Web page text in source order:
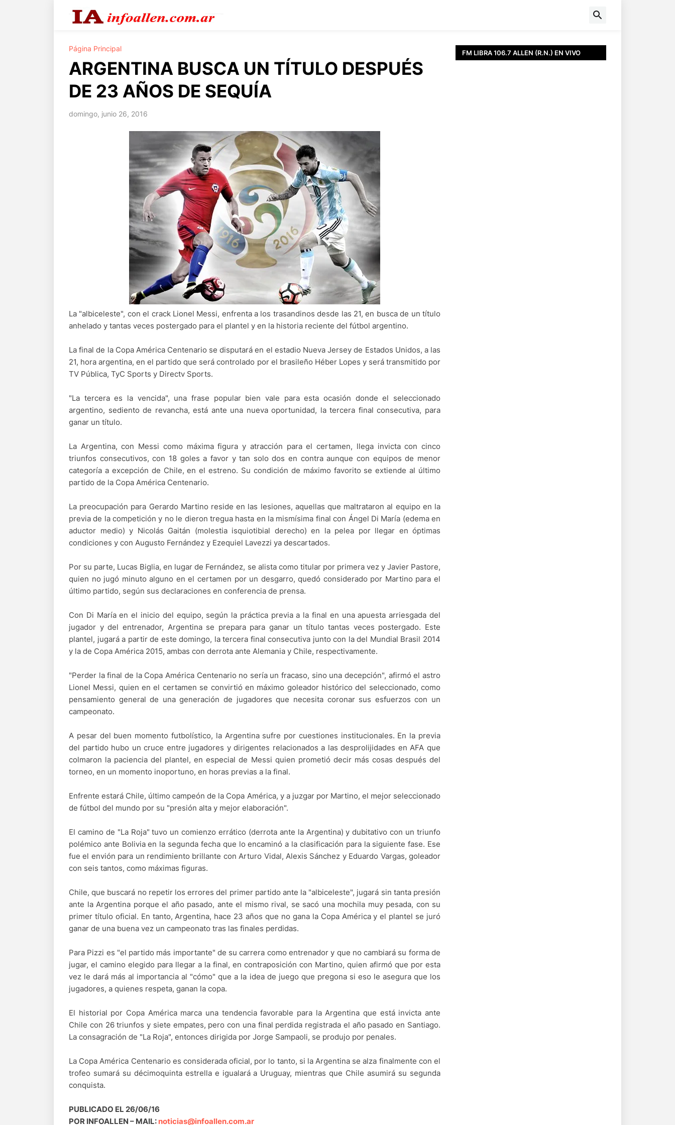
Página Principal
ARGENTINA BUSCA UN TÍTULO DESPUÉS
DE 23 AÑOS DE SEQUÍA
domingo, junio 26, 2016
La "albiceleste", con el crack Lionel Messi, enfrenta a los trasandinos desde las 21, en busca de un título
anhelado y tantas veces postergado para el plantel y en la historia reciente del fútbol argentino.
La final de la Copa América Centenario se disputará en el estadio Nueva Jersey de Estados Unidos, a las
21, hora argentina, en el partido que será controlado por el brasileño Héber Lopes y será transmitido por
TV Pública, TyC Sports y Directv Sports.
"La tercera es la vencida", una frase popular bien vale para esta ocasión donde el seleccionado
argentino, sediento de revancha, está ante una nueva oportunidad, la tercera final consecutiva, para
ganar un título.
La Argentina, con Messi como máxima figura y atracción para el certamen, llega invicta con cinco
triunfos consecutivos, con 18 goles a favor y tan solo dos en contra aunque con equipos de menor
categoría a excepción de Chile, en el estreno. Su condición de máximo favorito se extiende al último
partido de la Copa América Centenario.
La preocupación para Gerardo Martino reside en las lesiones, aquellas que maltrataron al equipo en la
previa de la competición y no le dieron tregua hasta en la mismísima final con Ángel Di María (edema en
aductor medio) y Nicolás Gaitán (molestia isquiotibial derecho) en la pelea por llegar en óptimas
condiciones y con Augusto Fernández y Ezequiel Lavezzi ya descartados.
Por su parte, Lucas Biglia, en lugar de Fernández, se alista como titular por primera vez y Javier Pastore,
quien no jugó minuto alguno en el certamen por un desgarro, quedó considerado por Martino para el
último partido, según sus declaraciones en conferencia de prensa.
Con Di María en el inicio del equipo, según la práctica previa a la final en una apuesta arriesgada del
jugador y del entrenador, Argentina se prepara para ganar un título tantas veces postergado. Este
plantel, jugará a partir de este domingo, la tercera final consecutiva junto con la del Mundial Brasil 2014
y la de Copa América 2015, ambas con derrota ante Alemania y Chile, respectivamente.
"Perder la final de la Copa América Centenario no sería un fracaso, sino una decepción", afirmó el astro
Lionel Messi, quien en el certamen se convirtió en máximo goleador histórico del seleccionado, como
pensamiento general de una generación de jugadores que necesita coronar sus esfuerzos con un
campeonato.
A pesar del buen momento futbolístico, la Argentina sufre por cuestiones institucionales. En la previa
del partido hubo un cruce entre jugadores y dirigentes relacionados a las desprolijidades en AFA que
colmaron la paciencia del plantel, en especial de Messi quien prometió decir más cosas después del
torneo, en un momento inoportuno, en horas previas a la final.
Enfrente estará Chile, último campeón de la Copa América, y a juzgar por Martino, el mejor seleccionado
de fútbol del mundo por su "presión alta y mejor elaboración".
El camino de "La Roja" tuvo un comienzo errático (derrota ante la Argentina) y dubitativo con un triunfo
polémico ante Bolivia en la segunda fecha que lo encaminó a la clasificación para la siguiente fase. Ese
fue el envión para un rendimiento brillante con Arturo Vidal, Alexis Sánchez y Eduardo Vargas, goleador
con seis tantos, como máximas figuras.
Chile, que buscará no repetir los errores del primer partido ante la "albiceleste", jugará sin tanta presión
ante la Argentina porque el año pasado, ante el mismo rival, se sacó una mochila muy pesada, con su
primer título oficial. En tanto, Argentina, hace 23 años que no gana la Copa América y el plantel se juró
ganar de una buena vez un campeonato tras las finales perdidas.
Para Pizzi es "el partido más importante" de su carrera como entrenador y que no cambiará su forma de
jugar, el camino elegido para llegar a la final, en contraposición con Martino, quien afirmó que por esta
vez le dará más al importancia al "cómo" que a la idea de juego que pregona si eso le asegura que los
jugadores, a quienes respeta, ganan la copa.
El historial por Copa América marca una tendencia favorable para la Argentina que está invicta ante
Chile con 26 triunfos y siete empates, pero con una final perdida registrada el año pasado en Santiago.
La consagración de "La Roja", entonces dirigida por Jorge Sampaoli, se produjo por penales.
La Copa América Centenario es considerada oficial, por lo tanto, si la Argentina se alza finalmente con el
trofeo sumará su décimoquinta estrella e igualará a Uruguay, mientras que Chile asumirá su segunda
conquista.
PUBLICADO EL 26/06/16
POR INFOALLEN – MAIL: noticias@infoallen.com.ar
FM LIBRA 106.7 ALLEN (R.N.) EN VIVO